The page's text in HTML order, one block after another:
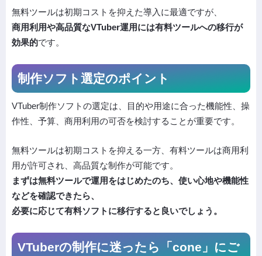
無料ツールは初期コストを抑えた導入に最適ですが、
商用利用や高品質なVTuber運用には有料ツールへの移行が
効果的です。
制作ソフト選定のポイント
VTuber制作ソフトの選定は、目的や用途に合った機能性、操
作性、予算、商用利用の可否を検討することが重要です。
無料ツールは初期コストを抑える一方、有料ツールは商用利
用が許可され、高品質な制作が可能です。
まずは無料ツールで運用をはじめたのち、使い心地や機能性
などを確認できたら、
必要に応じて有料ソフトに移行すると良いでしょう。
VTuberの制作に迷ったら「cone」にご